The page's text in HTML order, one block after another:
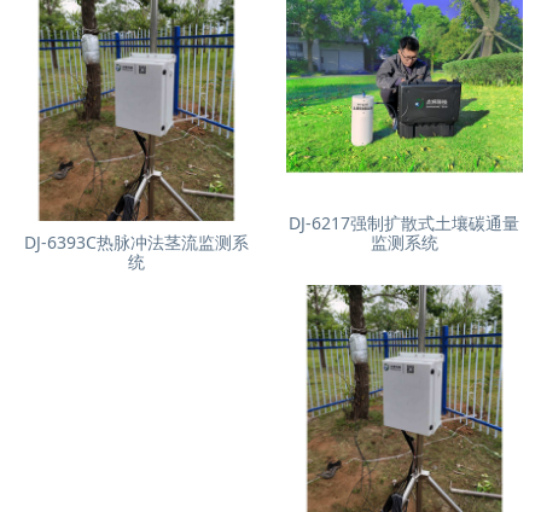
DJ-6217强制扩散式土壤碳通量
监测系统
DJ-6393C热脉冲法茎流监测系
统